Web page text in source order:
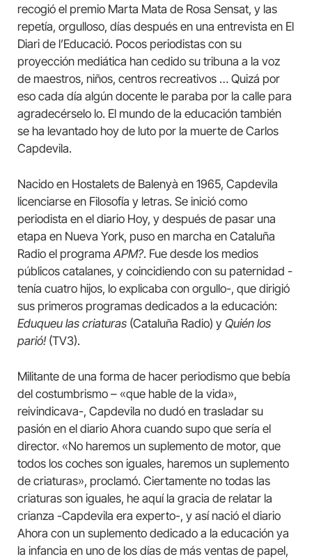
recogió el premio Marta Mata de Rosa Sensat, y las
repetía, orgulloso, días después en una entrevista en El
Diari de l’Educació. Pocos periodistas con su
proyección mediática han cedido su tribuna a la voz
de maestros, niños, centros recreativos … Quizá por
eso cada día algún docente le paraba por la calle para
agradecérselo lo. El mundo de la educación también
se ha levantado hoy de luto por la muerte de Carlos
Capdevila.
Nacido en Hostalets de Balenyà en 1965, Capdevila
licenciarse en Filosofía y letras. Se inició como
periodista en el diario Hoy, y después de pasar una
etapa en Nueva York, puso en marcha en Cataluña
Radio el programaAPM?. Fue desde los medios
públicos catalanes, y coincidiendo con su paternidad -
tenía cuatro hijos, lo explicaba con orgullo-, que dirigió
sus primeros programas dedicados a la educación:
Eduqueu las criaturas (Cataluña Radio) y Quién los
parió! (TV3).
Militante de una forma de hacer periodismo que bebía
del costumbrismo – «que hable de la vida»,
reivindicava-, Capdevila no dudó en trasladar su
pasión en el diario Ahora cuando supo que sería el
director. «No haremos un suplemento de motor, que
todos los coches son iguales, haremos un suplemento
de criaturas», proclamó. Ciertamente no todas las
criaturas son iguales, he aquí la gracia de relatar la
crianza -Capdevila era experto-, y así nació el diario
Ahora con un suplemento dedicado a la educación ya
la infancia en uno de los días de más ventas de papel,